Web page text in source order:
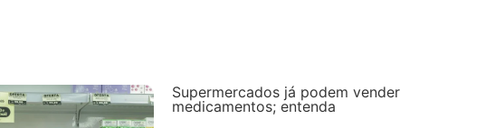
Supermercados já podem vender
medicamentos; entenda